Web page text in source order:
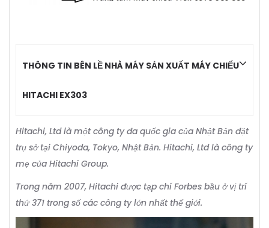
THÔNG TIN BÊN LỀ NHÀ MÁY SẢN XUẤT MÁY CHIẾU
HITACHI EX303
Hitachi, Ltd là một công ty đa quốc gia của Nhật Bản đặt
trụ sở tại Chiyoda, Tokyo, Nhật Bản. Hitachi, Ltd là công ty
mẹ của Hitachi Group.
Trong năm 2007, Hitachi được tạp chí Forbes bầu ở vị trí
thứ 371 trong số các công ty lớn nhất thế giới.